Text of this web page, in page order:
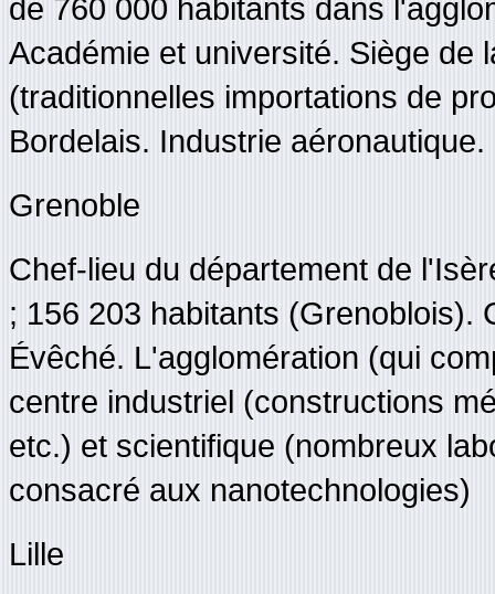
de 760 000 habitants dans
Académie et université. Siège de
(traditionnelles importations de
Bordelais. Industrie
Grenoble
Chef-lieu du département de
; 156 203 habitants (Grenoblois).
Évêché. L'agglomération (qui
centre industriel (constructions
etc.) et scientifique (nombreux
consacré aux nanotechnologies)
Lille